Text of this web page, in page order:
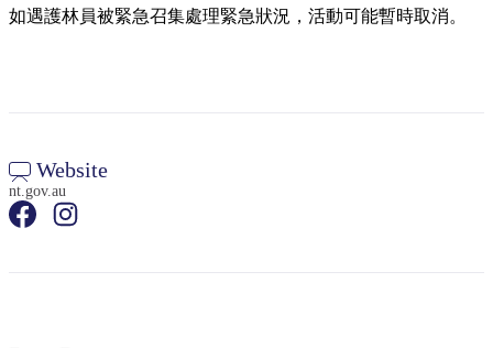
如遇護林員被緊急召集處理緊急狀況，活動可能暫時取消。
Website
nt.gov.au